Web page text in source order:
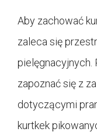
Aby zachować
zaleca się
pielęgnacyjnych.
zapoznać się z
dotyczącymi
kurtkek